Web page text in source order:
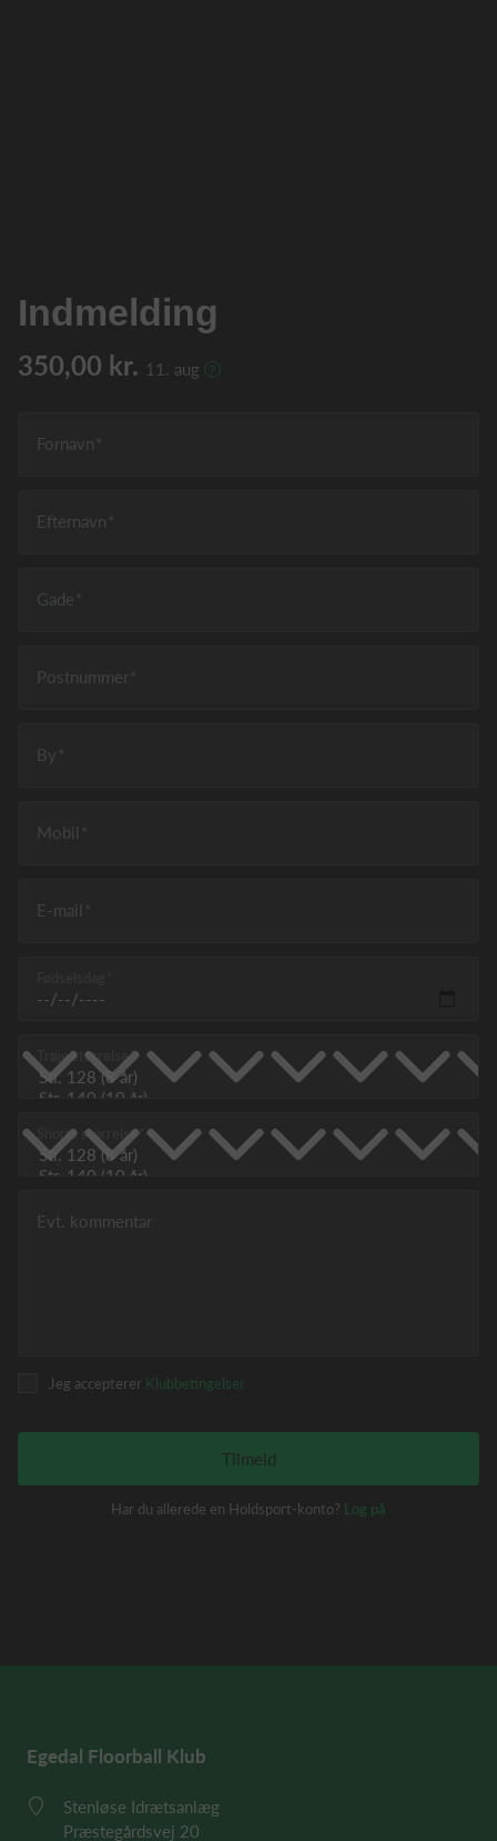
Indmelding
350,00 kr. 11. aug
Fornavn
Efternavn
Gade
Postnummer
By
Mobil
E-mail
Trøje størrelse
Shorts størrelse
Evt. kommentar
Jeg accepterer Klubbetingelser
Tilmeld
Har du allerede en Holdsport-konto? Log på
Egedal Floorball Klub
Stenløse Idrætsanlæg
Præstegårdsvej 20